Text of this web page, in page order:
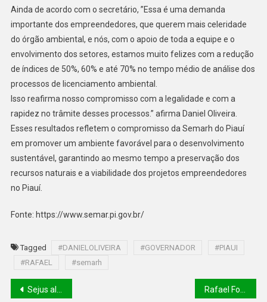
Ainda de acordo com o secretário, ”Essa é uma demanda
importante dos empreendedores, que querem mais celeridade
do órgão ambiental, e nós, com o apoio de toda a equipe e o
envolvimento dos setores, estamos muito felizes com a redução
de índices de 50%, 60% e até 70% no tempo médio de análise dos
processos de licenciamento ambiental.
Isso reafirma nosso compromisso com a legalidade e com a
rapidez no trâmite desses processos.” afirma Daniel Oliveira.
Esses resultados refletem o compromisso da Semarh do Piauí
em promover um ambiente favorável para o desenvolvimento
sustentável, garantindo ao mesmo tempo a preservação dos
recursos naturais e a viabilidade dos projetos empreendedores
no Piauí.
Fonte: https://www.semar.pi.gov.br/
Tagged #DANIELOLIVEIRA #GOVERNADOR
#PIAUI
#RAFAEL
#semarh
Sejus altera prazo e inscrições do concurso para policial penal iniciam nesta terça (12)